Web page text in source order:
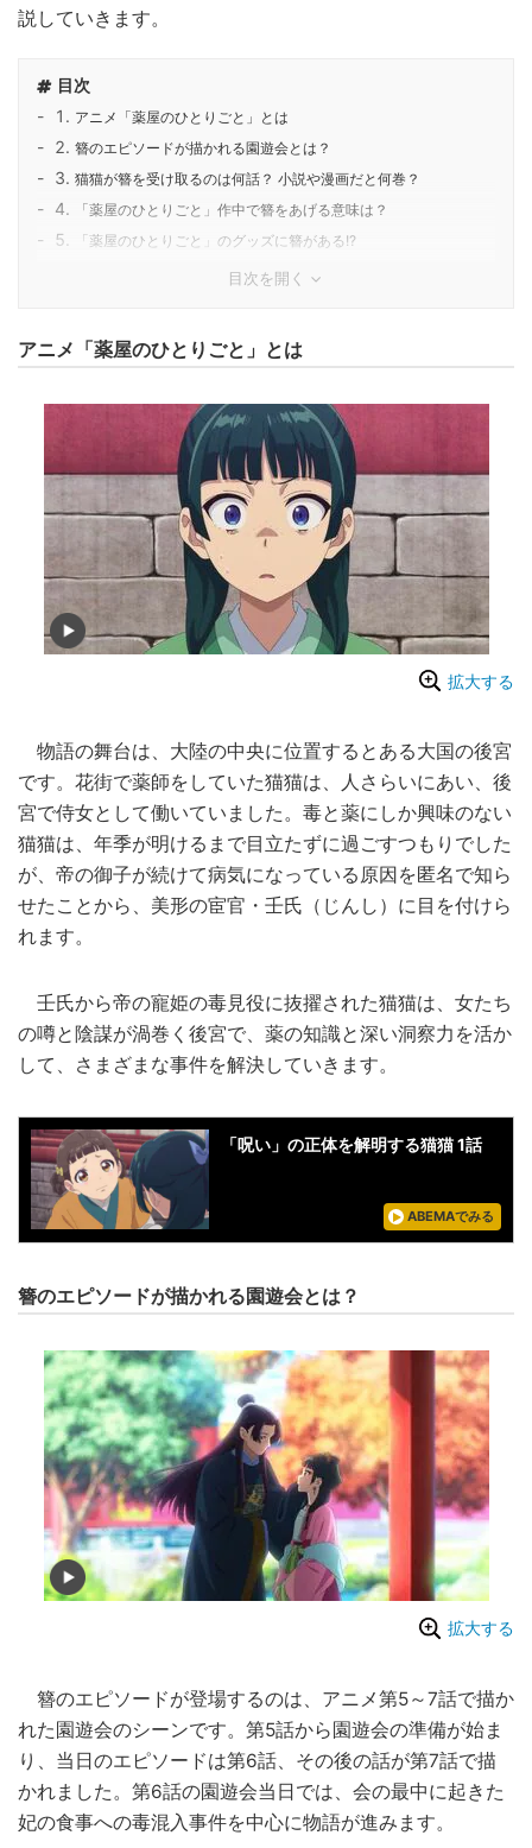
説していきます。
目次
アニメ「薬屋のひとりごと」とは
簪のエピソードが描かれる園遊会とは？
猫猫が簪を受け取るのは何話？ 小説や漫画だと何巻？
「薬屋のひとりごと」作中で簪をあげる意味は？
「薬屋のひとりごと」のグッズに簪がある!?
目次を開く
アニメ「薬屋のひとりごと」とは
拡大する
物語の舞台は、大陸の中央に位置するとある大国の後宮
です。花街で薬師をしていた猫猫は、人さらいにあい、後
宮で侍女として働いていました。毒と薬にしか興味のない
猫猫は、年季が明けるまで目立たずに過ごすつもりでした
が、帝の御子が続けて病気になっている原因を匿名で知ら
せたことから、美形の宦官・壬氏（じんし）に目を付けら
れます。
壬氏から帝の寵姫の毒見役に抜擢された猫猫は、女たち
の噂と陰謀が渦巻く後宮で、薬の知識と深い洞察力を活か
して、さまざまな事件を解決していきます。
「呪い」の正体を解明する猫猫 1話
ABEMAでみる
簪のエピソードが描かれる園遊会とは？
拡大する
簪のエピソードが登場するのは、アニメ第5～7話で描か
れた園遊会のシーンです。第5話から園遊会の準備が始ま
り、当日のエピソードは第6話、その後の話が第7話で描
かれました。第6話の園遊会当日では、会の最中に起きた
妃の食事への毒混入事件を中心に物語が進みます。